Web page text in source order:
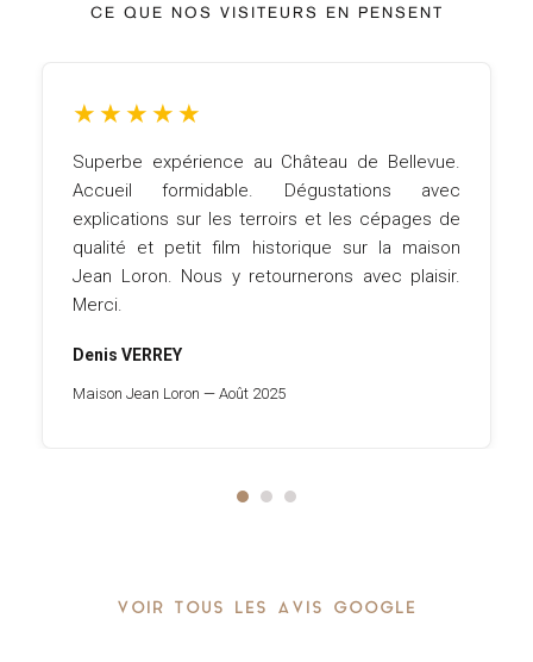
CE QUE NOS VISITEURS EN PENSENT
Bellevue.
avec
de
maison
plaisir.
★
Un cadre extraordinaire, des hôtes
gentillesse incroyable, une dégustation
repas succulents. Nous avons
moment incroyable, nous reviendrons les
fermés.
VOIR TOUS LES AVIS GOOGLE